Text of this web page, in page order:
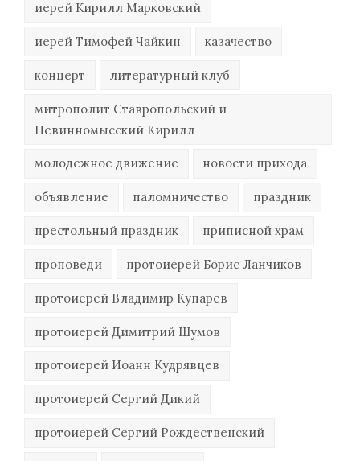
иерей Кирилл Марковский
иерей Тимофей Чайкин казачество
концерт литературный клуб
митрополит Ставропольский и
Невинномысский Кирилл
молодежное движение новости прихода
объявление паломничество праздник
престольный праздник приписной храм
проповеди протоиерей Борис Ланчиков
протоиерей Владимир Купарев
протоиерей Димитрий Шумов
протоиерей Иоанн Кудрявцев
протоиерей Сергий Дикий
протоиерей Сергий Рождественский